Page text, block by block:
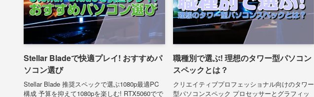
Stellar Bladeで快適プレイ! おすすめパ
ソコン選び
Stellar Blade 推奨スペックで選ぶ1080p最適PC
構成 予算を抑えて1080pを楽しむ! RTX5060でで
職種別で選ぶ! 理想のタワー型パソコン
スペックとは？
クリエイティブプロフェッショナル向けのタワー
型パソコンスペック プロセッサーとグラフィッ